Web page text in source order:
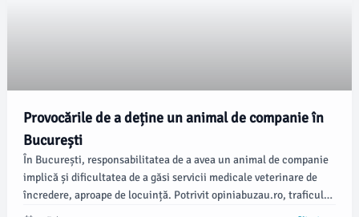
Provocările de a deține un animal de companie în
București
În București, responsabilitatea de a avea un animal de companie
implică și dificultatea de a găsi servicii medicale veterinare de
încredere, aproape de locuință. Potrivit opiniabuzau.ro, traficul
urban transformă vizitele la medic într-un test de stres pentru